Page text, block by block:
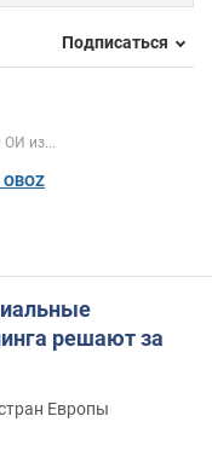
Подписаться
ОИ из...
решают за
Европы